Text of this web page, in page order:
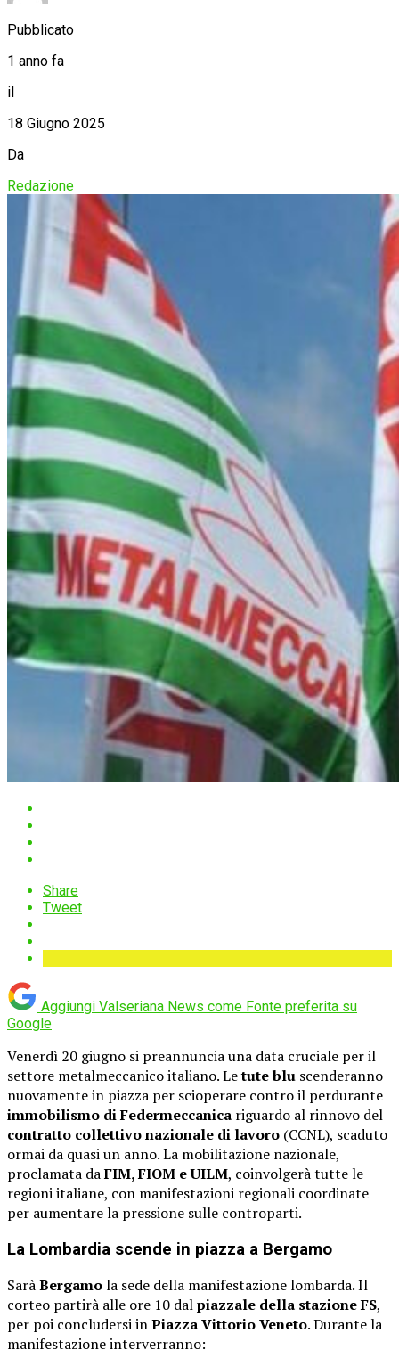
Pubblicato
1 anno fa
il
18 Giugno 2025
Da
Redazione
Share
Tweet
Aggiungi Valseriana News come Fonte preferita su
Google
Venerdì 20 giugno si preannuncia una data cruciale per il
settore metalmeccanico italiano. Letute blu scenderanno
nuovamente in piazza per scioperare contro il perdurante
immobilismo di Federmeccanica riguardo al rinnovo del
contratto collettivo nazionale di lavoro (CCNL), scaduto
ormai da quasi un anno. La mobilitazione nazionale,
proclamata daFIM, FIOM e UILM, coinvolgerà tutte le
regioni italiane, con manifestazioni regionali coordinate
per aumentare la pressione sulle controparti.
La Lombardia scende in piazza a Bergamo
SaràBergamola sede della manifestazione lombarda. Il
corteo partirà alle ore 10 dalpiazzale della stazione FS,
per poi concludersi inPiazza Vittorio Veneto. Durante la
manifestazione interverranno: